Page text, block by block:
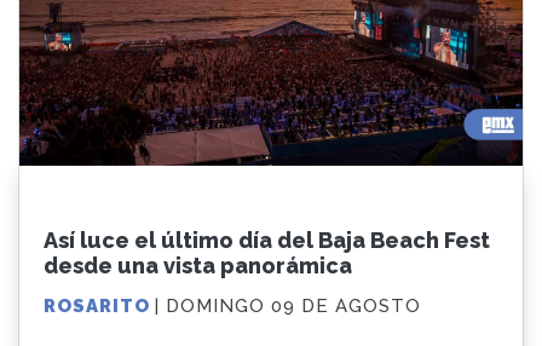
Así luce el último día del Baja Beach Fest
desde una vista panorámica
ROSARITO | DOMINGO 09 DE AGOSTO